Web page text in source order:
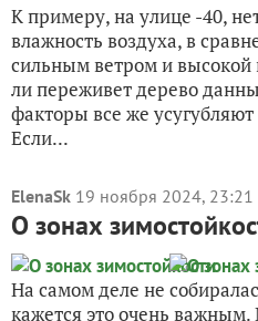
К примеру, на улице -40,
влажность воздуха, в
сильным ветром и
ли переживет дерево
факторы все же
Если...
ElenaSk 19 ноября 2024, 23:21
О зонах
На самом деле не
кажется это очень важным.